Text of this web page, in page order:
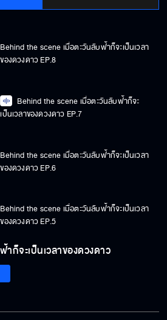
ของดวงดาว EP.9
Behind the scene เมื่อตะวันลับฟ้าก็จะเป็นเวลา
ของดวงดาว EP.8
Behind the scene เมื่อตะวันลับฟ้าก็จะ
เป็นเวลาของดวงดาว EP.7
Behind the scene เมื่อตะวันลับฟ้าก็จะเป็นเวลา
ของดวงดาว EP.6
Behind the scene เมื่อตะวันลับฟ้าก็จะเป็นเวลา
ของดวงดาว EP.5
Behind the scene เมื่อตะวันลับฟ้าก็จะเป็นเวลา
าก็จะเป็นเวลาของดวงดาว